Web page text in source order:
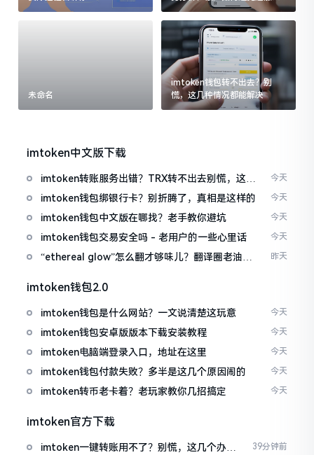
跌被套牢
未命名
imtoken钱包转不出去？别
慌，这几种情况都能解决
imtoken中文版下载
imtoken转账服务出错？TRX转不出去别慌，这几
招试试
今天
imtoken钱包绑银行卡？别折腾了，真相是这样的 今天
imtoken钱包中文版在哪找？老手教你避坑 今天
imtoken钱包交易安全吗 - 老用户的一些心里话 今天
“ethereal glow”怎么翻才够味儿？翻译圈老油条
昨天
imtoken钱包2.0
imtoken钱包是什么网站？一文说清楚这玩意 今天
imtoken钱包安卓版版本下载安装教程 今天
imtoken电脑端登录入口，地址在这里 今天
imtoken钱包付款失败？多半是这几个原因闹的 今天
imtoken转币老卡着？老玩家教你几招搞定 今天
imtoken官方下载
imtoken一键转账用不了？别慌，这几个办法
39分钟前